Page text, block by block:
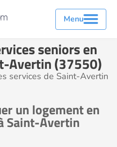
Menu
seniors en
Avertin (37550)
services de Saint-Avertin
un logement en
Saint-Avertin